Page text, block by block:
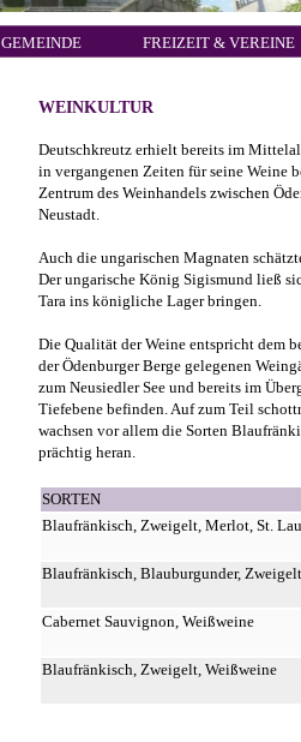
GEMEINDE FREIZEIT & VEREINE
WEINKULTUR
Deutschkreutz erhielt bereits im
in vergangenen Zeiten für seine Weine
Zentrum des Weinhandels zwischen
Neustadt.
Auch die ungarischen Magnaten
Der ungarische König Sigismund ließ
Tara ins königliche Lager bringen.
Die Qualität der Weine entspricht dem
der Ödenburger Berge gelegenen
zum Neusiedler See und bereits im
Tiefebene befinden. Auf zum Teil
wachsen vor allem die Sorten
prächtig heran.
SORTEN
Blaufränkisch, Zweigelt, Merlot, St.
Blaufränkisch, Blauburgunder,
Cabernet Sauvignon, Weißweine
Blaufränkisch, Zweigelt, Weißweine